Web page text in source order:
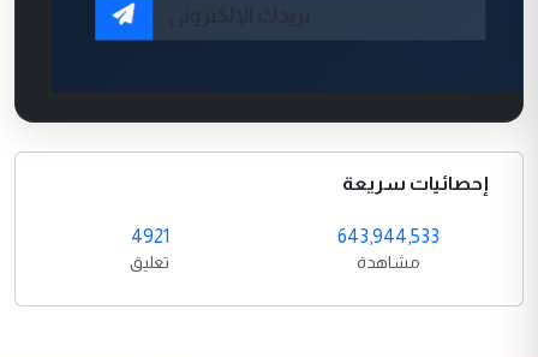
إحصائيات سريعة
643,944,533
مشاهدة
4921
تعليق